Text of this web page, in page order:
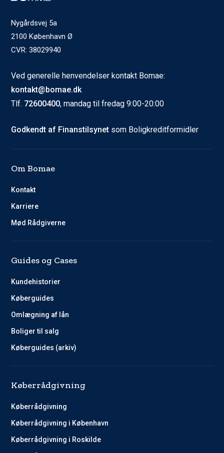
Nygårdsvej 5a
2100 København Ø
CVR: 38029940
Ved generelle henvendelser kontakt Bomae:
kontakt@bomae.dk
Tlf. 72600400, mandag til fredag 9:00-20:00
Godkendt af Finanstilsynet som Boligkreditformidler
Om Bomae
Kontakt
Karriere
Mød Rådgiverne
Guides og Cases
Kundehistorier
Køberguides
Omlægning af lån
Boliger til salg
Køberguides (arkiv)
Køberrådgivning
Køberrådgivning
Køberrådgivning i København
Køberrådgivning i Roskilde